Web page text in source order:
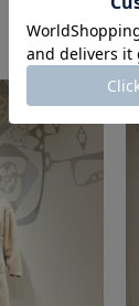
このス